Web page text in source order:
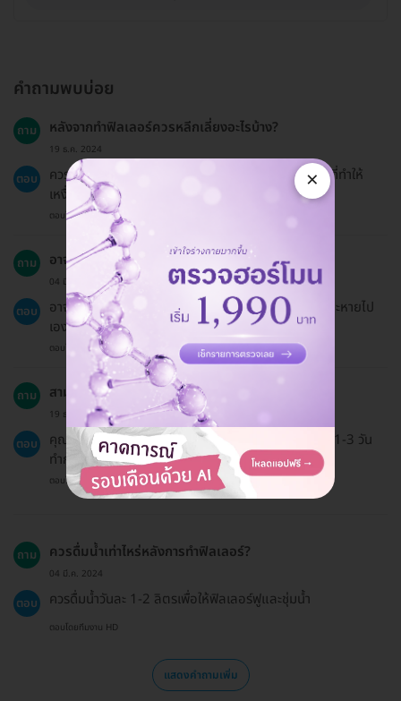
คำถามพบบ่อย
ถาม หลังจากทำฟิลเลอร์ควรหลีกเลี่ยงอะไรบ้าง?
19 ธ.ค. 2024
ตอบ
ควรหลีกเลี่ยงการดื่มแอลกอฮอล์ สูบบุหรี่ และกิจกรรมที่ทำให้
เหงื่อออกมากในช่วง 14 วันหลังการทำ
ตอบโดยทีมงาน HD
ถาม อาจมีความเสี่ยงหรือผลข้างเคียงอะไรบ้าง?
04 มิ.ย. 2024
ตอบ
อาจมีอาการบวมแดงหรือช้ำที่บริเวณที่ฉีด แต่โดยทั่วไปจะหายไป
เองภายใน 2-3 วัน
ตอบโดยทีมงาน HD
ถาม สามารถเปลี่ยนวันนัดหมายได้ไหม?
19 ธ.ค. 2024
ตอบ
คุณสามารถเลื่อนนัดได้ แต่ต้องแจ้งล่วงหน้าอย่างน้อย 1-3 วัน
ทำการ
ตอบโดยทีมงาน HD
ถาม ควรดื่มน้ำเท่าไหร่หลังการทำฟิลเลอร์?
04 มี.ค. 2024
ตอบ ควรดื่มน้ำวันละ 1-2 ลิตรเพื่อให้ฟิลเลอร์ฟูและชุ่มน้ำ
ตอบโดยทีมงาน HD
แสดงคำถามเพิ่ม
×